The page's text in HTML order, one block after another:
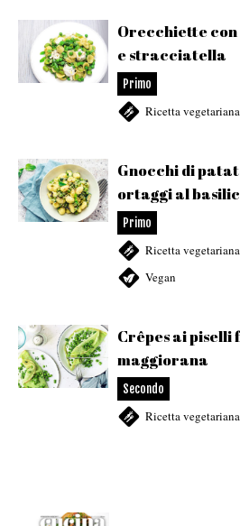
Orecchiette
e stracciatella
Primo
Ricetta vegetariana
Gnocchi di
ortaggi al
Primo
Ricetta vegetariana
Vegan
Crêpes ai
maggiorana
Secondo
Ricetta vegetariana